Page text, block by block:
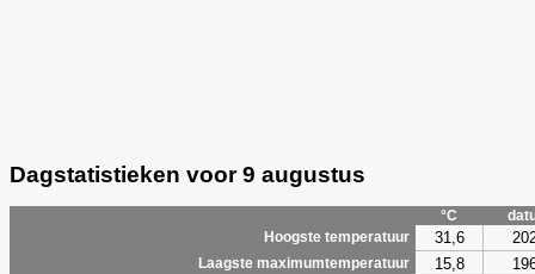
Dagstatistieken voor 9 augustus
°C
Hoogste temperatuur
31,6
Laagste maximumtemperatuur 15,8